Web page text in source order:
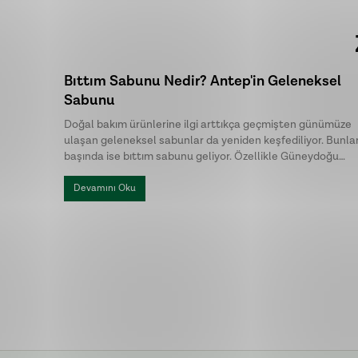
Bıttım Sabunu Nedir? Antep'in Geleneksel
Sabunu
Doğal bakım ürünlerine ilgi arttıkça geçmişten günümüze
ulaşan geleneksel sabunlar da yeniden keşfediliyor.
başında ise bıttım sabunu geliyor. Özellikle Güneydoğu
Anadolu Bölgesi'nde uzun yıllardır üretilen bu özel sabun,
doğal içeriği ve sade üretim yöntemiyle dikkat çekiyor. Halk
arasında menengiç sabunu ya da Antep sabunu olarak da
Devamını Oku